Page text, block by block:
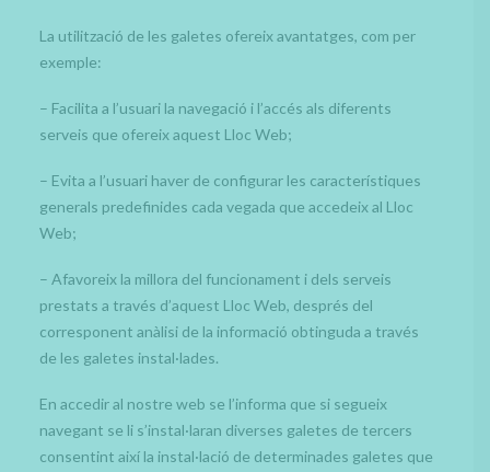
La utilització de les galetes ofereix avantatges, com per
exemple:
– Facilita a l’usuari la navegació i l’accés als diferents
serveis que ofereix aquest Lloc Web;
– Evita a l’usuari haver de configurar les característiques
generals predefinides cada vegada que accedeix al Lloc
Web;
– Afavoreix la millora del funcionament i dels serveis
prestats a través d’aquest Lloc Web, després del
corresponent anàlisi de la informació obtinguda a través
de les galetes instal·lades.
En accedir al nostre web se l’informa que si segueix
navegant se li s’instal·laran diverses galetes de tercers
consentint així la instal·lació de determinades galetes que